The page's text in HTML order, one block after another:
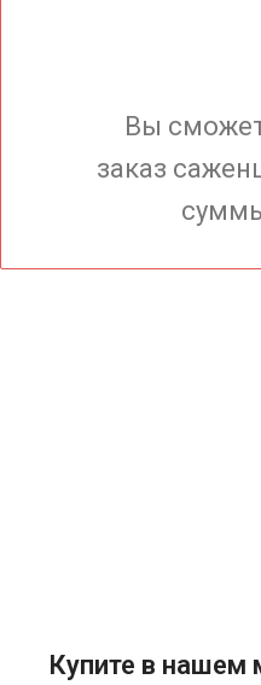
Вы
заказ
Купите в нашем